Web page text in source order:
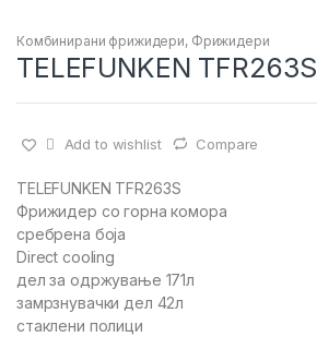
Комбинирани фрижидери, Фрижидери
TELEFUNKEN TFR263S
Add to wishlist Compare
TELEFUNKEN TFR263S
Фрижидер со горна комора
сребрена боја
Direct cooling
дел за одржување 171л
замрзнувачки дел 42л
стаклени полици